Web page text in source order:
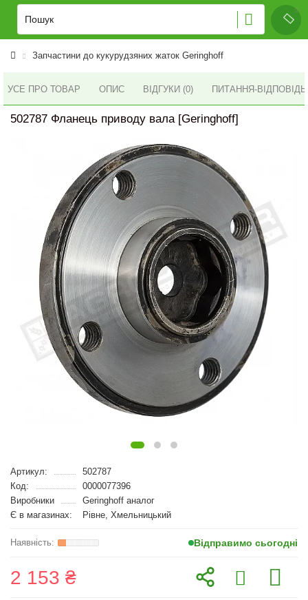
Запчастини до кукурудзяних жаток Geringhoff
УСЕ ПРО ТОВАР ОПИС ВІДГУКИ (0) ПИТАННЯ-
502787 Фланець приводу вала [Geringhoff]
Артикул:
502787
Код:
0000077396
Виробники
Geringhoff аналог
Є в магазинах:
Рівне, Хмельницький
Відправимо сьогодні
2 153 ₴